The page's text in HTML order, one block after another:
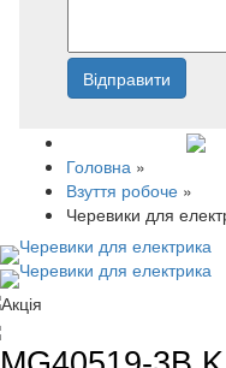
Відправити
Головна »
Взуття робоче »
Черевики для